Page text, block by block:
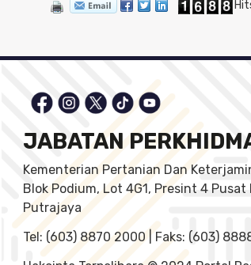
JABATAN
Kementerian Pertanian Dan
Blok Podium, Lot 4G1, Presint 4
Putrajaya
Tel: (603) 8870 2000 | Faks: (603)